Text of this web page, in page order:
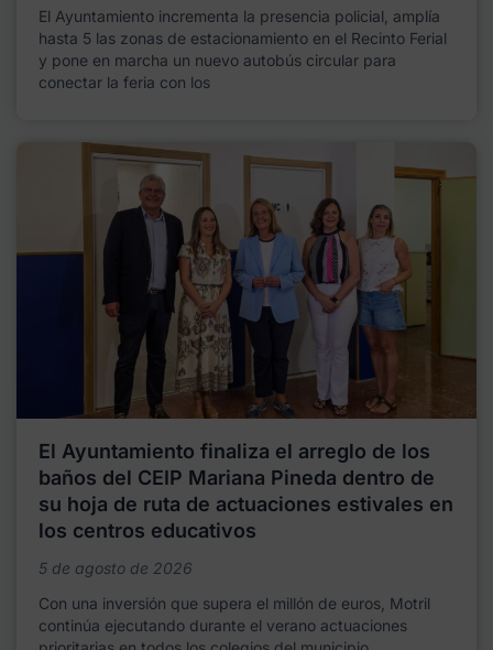
El Ayuntamiento incrementa la presencia policial, amplía
hasta 5 las zonas de estacionamiento en el Recinto Ferial
y pone en marcha un nuevo autobús circular para
conectar la feria con los
El Ayuntamiento finaliza el arreglo de los
baños del CEIP Mariana Pineda dentro de
su hoja de ruta de actuaciones estivales en
los centros educativos
5 de agosto de 2026
Con una inversión que supera el millón de euros, Motril
continúa ejecutando durante el verano actuaciones